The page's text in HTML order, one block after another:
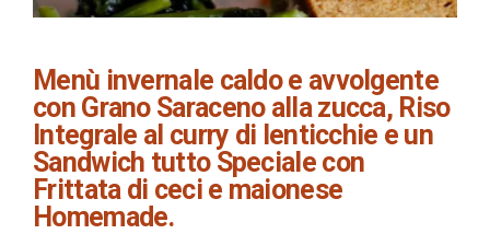
Menù invernale caldo e avvolgente
con Grano Saraceno alla zucca, Riso
Integrale al curry di lenticchie e un
Sandwich tutto Speciale con
Frittata di ceci e maionese
Homemade.